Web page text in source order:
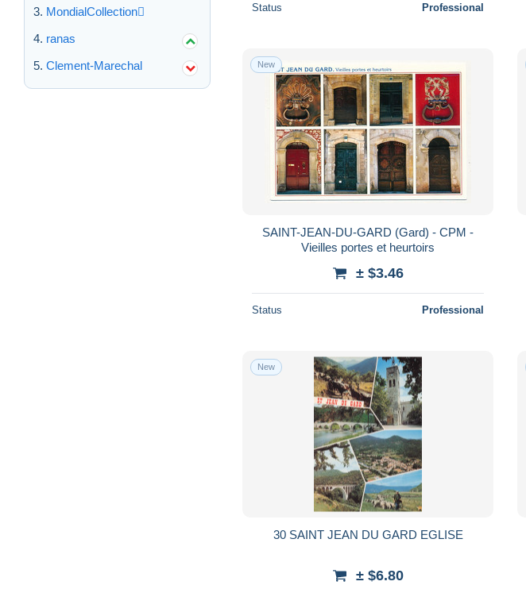
MondialCollection
ranas
Clement-Marechal
Status Professional
New
SAINT-JEAN-DU-GARD (Gard) - CPM -
Vieilles portes et heurtoirs
± $3.46
Status Professional
New
30 SAINT JEAN DU GARD EGLISE
± $6.80